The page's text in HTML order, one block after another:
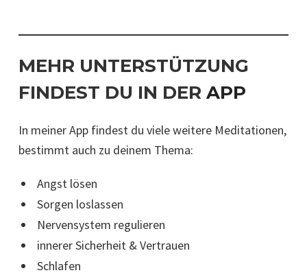
MEHR UNTERSTÜTZUNG
FINDEST DU IN DER APP
In meiner App findest du viele weitere Meditationen,
bestimmt auch zu deinem Thema:
Angst lösen
Sorgen loslassen
Nervensystem regulieren
innerer Sicherheit & Vertrauen
Schlafen